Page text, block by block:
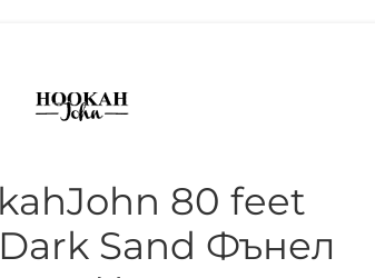
80 feet
Sand Фънел